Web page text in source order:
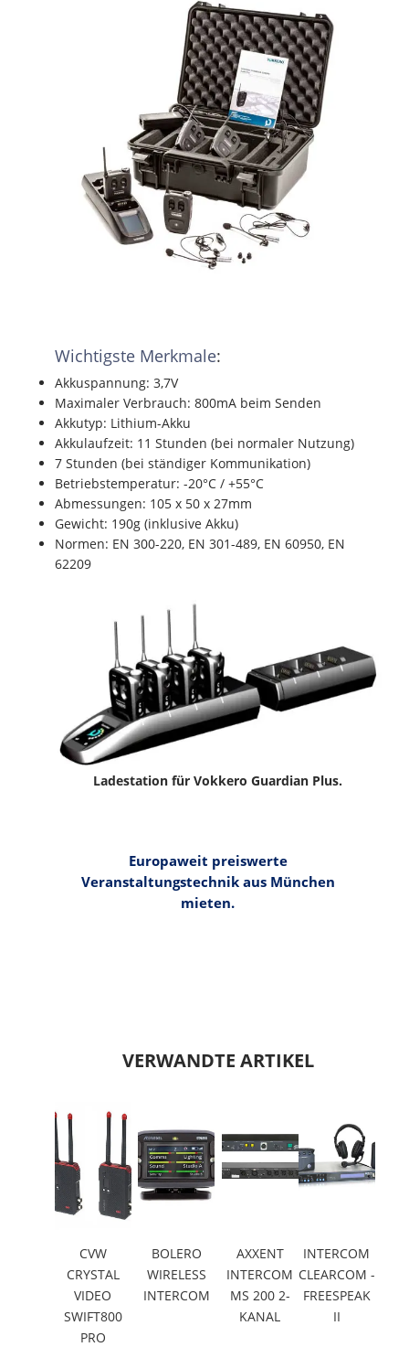
Wichtigste Merkmale:
Akkuspannung: 3,7V
Maximaler Verbrauch: 800mA beim Senden
Akkutyp: Lithium-Akku
Akkulaufzeit: 11 Stunden (bei normaler Nutzung)
7 Stunden (bei ständiger Kommunikation)
Betriebstemperatur: -20°C / +55°C
Abmessungen: 105 x 50 x 27mm
Gewicht: 190g (inklusive Akku)
Normen: EN 300-220, EN 301-489, EN 60950, EN
62209
Ladestation für Vokkero Guardian Plus.
Europaweit preiswerte
Veranstaltungstechnik aus München
mieten.
VERWANDTE ARTIKEL
CVW
CRYSTAL
VIDEO
SWIFT800
PRO
BOLERO
WIRELESS
INTERCOM
AXXENT
INTERCOM
MS 200 2-
KANAL
INTERCOM
CLEARCOM -
FREESPEAK
II